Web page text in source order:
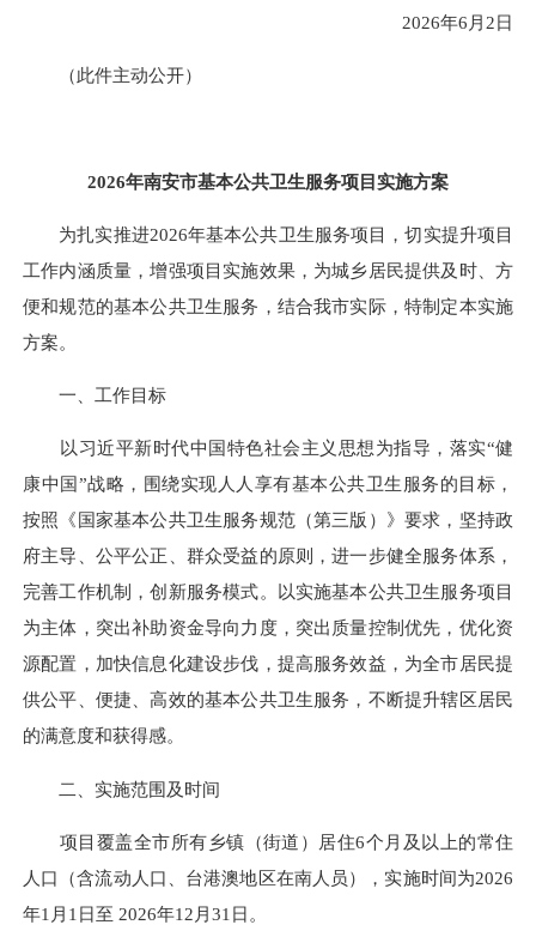
2026年6月2日
（此件主动公开）
2026年南安市基本公共卫生服务项目实施方案
为扎实推进2026年基本公共卫生服务项目，切实提升项目
工作内涵质量，增强项目实施效果，为城乡居民提供及时、方
便和规范的基本公共卫生服务，结合我市实际，特制定本实施
方案。
一、工作目标
以习近平新时代中国特色社会主义思想为指导，落实“健
康中国”战略，围绕实现人人享有基本公共卫生服务的目标，
按照《国家基本公共卫生服务规范（第三版）》要求，坚持政
府主导、公平公正、群众受益的原则，进一步健全服务体系，
完善工作机制，创新服务模式。以实施基本公共卫生服务项目
为主体，突出补助资金导向力度，突出质量控制优先，优化资
源配置，加快信息化建设步伐，提高服务效益，为全市居民提
供公平、便捷、高效的基本公共卫生服务，不断提升辖区居民
的满意度和获得感。
二、实施范围及时间
项目覆盖全市所有乡镇（街道）居住6个月及以上的常住
人口（含流动人口、台港澳地区在南人员），实施时间为2026
年1月1日至 2026年12月31日。